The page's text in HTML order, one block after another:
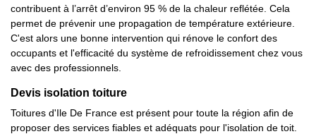
contribuent à l’arrêt d’environ 95 % de la chaleur reflétée. Cela
permet de prévenir une propagation de température extérieure.
C'est alors une bonne intervention qui rénove le confort des
occupants et l'efficacité du système de refroidissement chez vous
avec des professionnels.
Devis isolation toiture
Toitures d'Ile De France est présent pour toute la région afin de
proposer des services fiables et adéquats pour l'isolation de toit.